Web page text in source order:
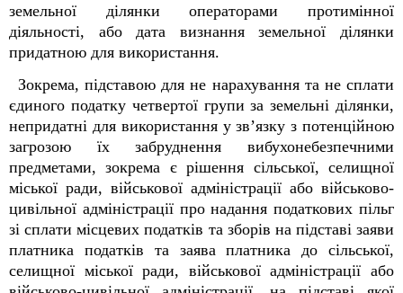
земельної ділянки операторами протимінної
діяльності, або дата визнання земельної ділянки
придатною для використання.
Зокрема, підставою для не нарахування та не сплати
єдиного податку четвертої групи за земельні ділянки,
непридатні для використання у зв’язку з потенційною
загрозою їх забруднення вибухонебезпечними
предметами, зокрема є рішення сільської, селищної
міської ради, військової адміністрації або військово-
цивільної адміністрації про надання податкових пільг
зі сплати місцевих податків та зборів на підставі заяви
платника податків та заява платника до сільської,
селищної міської ради, військової адміністрації або